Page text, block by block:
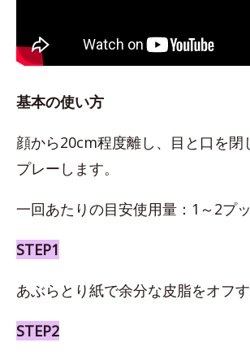
基本の使い方
顔から20cm程度離し、目と口を閉
プレーします。
一回あたりの目安使用量：1～2プ
STEP1
あぶらとり紙で余分な皮脂をオフ
STEP2